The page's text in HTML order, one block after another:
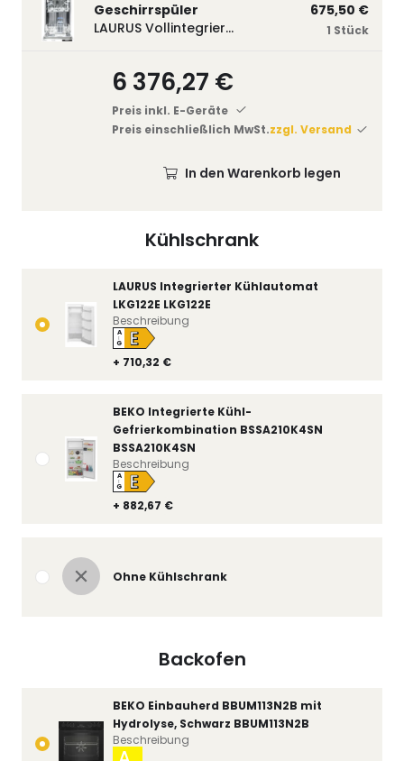
Kühlschrank
LAURUS Integrierter Kühlautomat
LKG122E LKG122E
+ 710,32 €
A
↑
G E
Beschreibung
BEKO Integrierte Kühl-
Gefrierkombination BSSA210K4SN
BSSA210K4SN
+ 882,67 €
A
↑
G E
Beschreibung
Ohne Kühlschrank
Backofen
BEKO Einbauherd BBUM113N2B mit
Hydrolyse, Schwarz BBUM113N2B
Beschreibung
Geschirrspüler
LAURUS Vollintegrierter Geschirrspüler LSV45-3, 450 mm breit, 3 Programme LSV45-3
675,50 €
1 Stück
6 376,27 €
Preis inkl. E-Geräte
Preis einschließlich MwSt.zzgl. Versand
In den Warenkorb legen